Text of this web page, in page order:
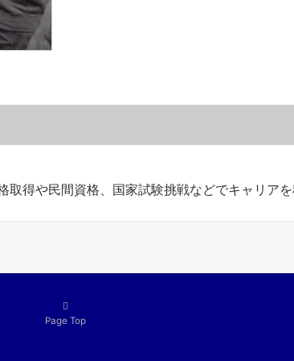
得や民間資格、国家試験挑戦などでキャリア
Page Top